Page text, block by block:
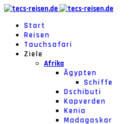
Start
Reisen
Tauchsafari
Ziele
Afrika
Ägypten
Schiffe
Dschibuti
Kapverden
Kenia
Madagaskar